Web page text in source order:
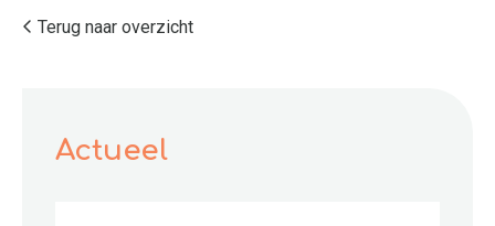
Terug naar overzicht
Actueel